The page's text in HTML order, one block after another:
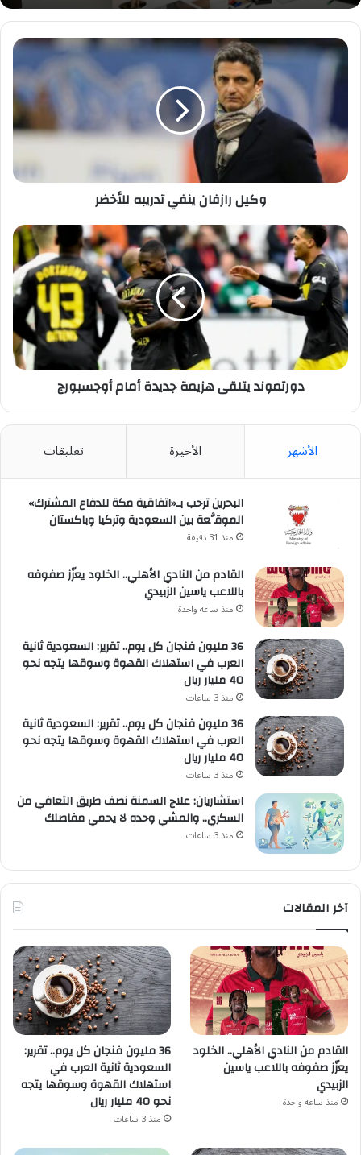
وكيل
رازفان
ينفي
للأخضر
وكيل رازفان ينفي تدريبه للأخضر
دورتموند
يتلقى
هزيمة
جديدة
أمام
أوجسبورج
دورتموند يتلقى هزيمة جديدة أمام أوجسبورج
الأشهر الأخيرة تعليقات
البحرين ترحب بـ«اتفاقية مكة للدفاع المشترك»
الموقَّعة بين السعودية وتركيا وباكستان
منذ 31 دقيقة
القادم من النادي الأهلي.. الخلود يعزّز صفوفه
باللاعب ياسين الزبيدي
منذ ساعة واحدة
36 مليون فنجان كل يوم.. تقرير: السعودية ثانية
العرب في استهلاك القهوة وسوقها يتجه نحو
40 مليار ريال
منذ 3 ساعات
36 مليون فنجان كل يوم.. تقرير: السعودية ثانية
العرب في استهلاك القهوة وسوقها يتجه نحو
40 مليار ريال
منذ 3 ساعات
استشاريان: علاج السمنة نصف طريق التعافي من
السكري.. والمشي وحده لا يحمي مفاصلك
منذ 3 ساعات
آخر المقالات
القادم من النادي الأهلي.. الخلود
يعزّز صفوفه باللاعب ياسين
الزبيدي
منذ ساعة واحدة
36 مليون فنجان كل يوم.. تقرير:
السعودية ثانية العرب في
استهلاك القهوة وسوقها يتجه
نحو 40 مليار ريال
منذ 3 ساعات